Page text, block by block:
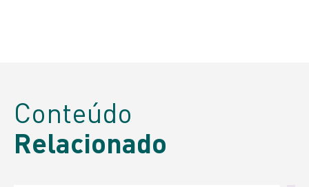
Conteúdo
Relacionado